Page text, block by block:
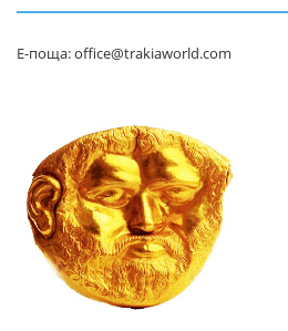
Е-поща: office@trakiaworld.com